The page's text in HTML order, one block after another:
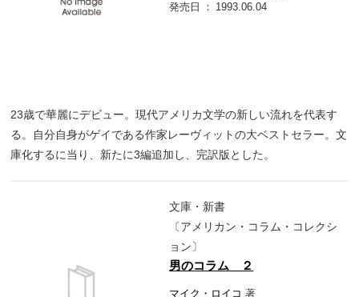
発売日
1993.06.04
23歳で華麗にデビュー。現代アメリカ文学の新しい流れを代表す
る。自分自身がゲイである作家レーヴィットの大ベストセラー。文
庫化するに当り、新たに3編追加し、完訳版とした。
文庫・新書
〔アメリカン・コラム・コレクシ
ョン〕
男のコラム ２
マイク・ロイコ 著